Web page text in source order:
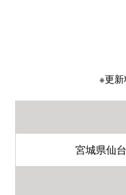
※更
宮城県仙